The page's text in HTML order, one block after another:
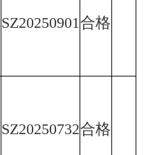
SZ20250901 合格
SZ20250732合格